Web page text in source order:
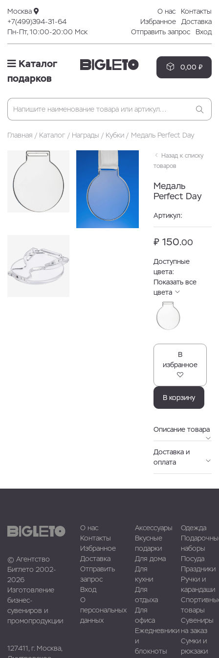
Москва
+7(499)394-31-64
Пн-Пт, 10:00-20:00 Мск
О нас
Контакты
Избранное
Доставка
Отправить запрос
Вход
Каталог
подарков
0,00 ₽
Главная Каталог Награды Кубки Медаль Perfect Day
Назад к списку
товаров
Медаль
Perfect Day
Артикул:
₽ 150.00
Доступные
цвета:
Показать все
цвета
В
избранное
В корзину
Описание товара
Доставка и
оплата
© Агентство
Биглето 2002-
2026
Изготовление
бизнес-
сувениров и
промопродукции
127411, г. Москва,
О нас
Контакты
Избранное
Доставка
Отправить
запрос
Вход
О
персональных
данных
Аксессуары
Вкусные
подарки
Для дома
Для
кухни
Для
отдыха
Для
офиса
Ежедневники
и
блокноты
Одежда
наборы
Посуда
Праздники
Ручки и
карандаши
товары
Сувениры
на заказ
Сумки и
рюкзаки